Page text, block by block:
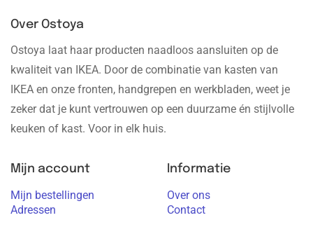
Over Ostoya
Ostoya laat haar producten naadloos aansluiten op de
kwaliteit van IKEA. Door de combinatie van kasten van
IKEA en onze fronten, handgrepen en werkbladen, weet je
zeker dat je kunt vertrouwen op een duurzame én stijlvolle
keuken of kast. Voor in elk huis.
Mijn account
Mijn bestellingen
Adressen
Informatie
Over ons
Contact